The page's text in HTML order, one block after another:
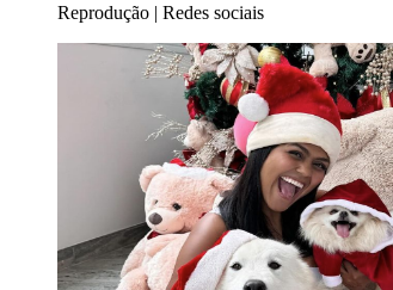
Reprodução | Redes sociais